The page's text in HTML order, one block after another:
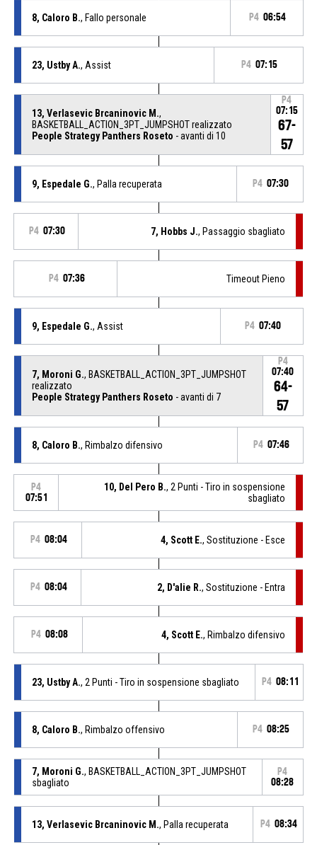
8, Caloro B., Fallo personale P4 06:54
23, Ustby A., Assist P4 07:15
13, Verlasevic Brcaninovic M.,
BASKETBALL_ACTION_3PT_JUMPSHOT realizzato
People Strategy Panthers Roseto - avanti di 10
P4
07:15
67-
57
9, Espedale G., Palla recuperata P4 07:30
P4 07:30 7, Hobbs J., Passaggio sbagliato
P4 07:36 Timeout Pieno
9, Espedale G., Assist P4 07:40
7, Moroni G., BASKETBALL_ACTION_3PT_JUMPSHOT
realizzato
People Strategy Panthers Roseto - avanti di 7
P4
07:40
64-
57
8, Caloro B., Rimbalzo difensivo P4 07:46
P4
07:51
10, Del Pero B., 2 Punti - Tiro in sospensione
sbagliato
P4 08:04 4, Scott E., Sostituzione - Esce
P4 08:04 2, D'alie R., Sostituzione - Entra
P4 08:08 4, Scott E., Rimbalzo difensivo
23, Ustby A., 2 Punti - Tiro in sospensione sbagliato P4 08:11
8, Caloro B., Rimbalzo offensivo P4 08:25
7, Moroni G., BASKETBALL_ACTION_3PT_JUMPSHOT
sbagliato
P4
08:28
13, Verlasevic Brcaninovic M., Palla recuperata P4 08:34